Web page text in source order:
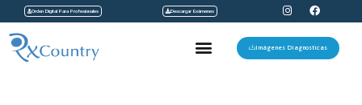
contenido
Orden Digital Para Profesionales Descargar Exámenes
I
n
s
t
a
F
a
c
e
b
Menu Imágenes Diagnosticas